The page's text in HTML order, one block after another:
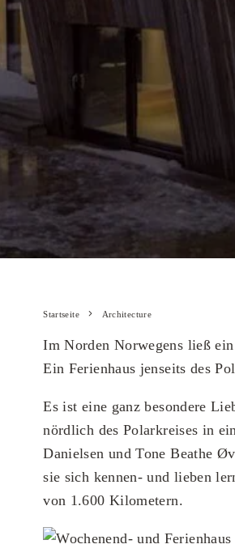
Startseite Architecture
Im Norden Norwegens ließ
Ein Ferienhaus jenseits des
Es ist eine ganz besondere
nördlich des Polarkreises in
Danielsen und Tone Beathe
sie sich kennen- und lieben
von 1.600 Kilometern.